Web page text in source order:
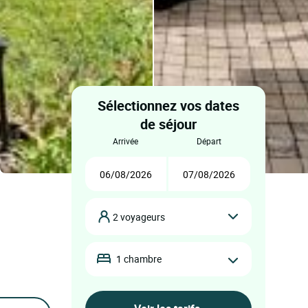
Sélectionnez vos dates
de séjour
arrivée départ
2 voyageurs
1 chambre